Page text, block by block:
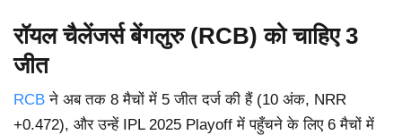
रॉयल चैलेंजर्स बेंगलुरु (RCB) को चाहिए 3
जीत
RCB ने अब तक 8 मैचों में 5 जीत दर्ज की हैं (10 अंक, NRR
+0.472), और उन्हें IPL 2025 Playoff में पहुँचने के लिए 6 मैचों में